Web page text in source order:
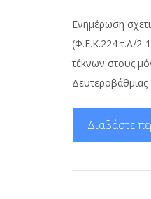
Ενημέρωση
(Φ.Ε.Κ.224 τ.Α΄/
τέκνων στους
Διαβάστε